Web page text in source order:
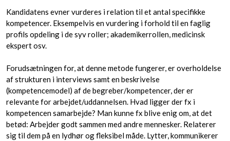
Kandidatens evner vurderes i relation til et antal specifikke
kompetencer. Eksempelvis en vurdering i forhold til en faglig
profils opdeling i de syv roller; akademikerrollen, medicinsk
ekspert osv.
Forudsætningen for, at denne metode fungerer, er overholdelse
af strukturen i interviews samt en beskrivelse
(kompetencemodel) af de begreber/kompetencer, der er
relevante for arbejdet/uddannelsen. Hvad ligger der fx i
kompetencen samarbejde? Man kunne fx blive enig om, at det
betød: Arbejder godt sammen med andre mennesker. Relaterer
sig til dem på en lydhør og fleksibel måde. Lytter, kommunikerer